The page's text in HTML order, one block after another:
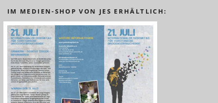
IM MEDIEN-SHOP VON JES ERHÄLTLICH: